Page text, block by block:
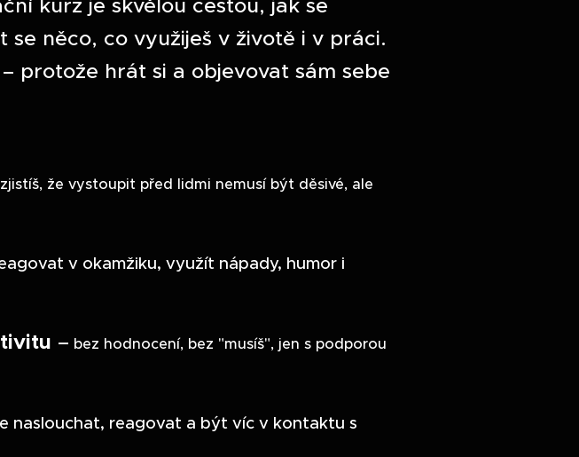
kurz je skvělou cestou, jak se
něco, co využiješ v životě i v práci.
– protože hrát si a objevovat sám sebe
zjistíš, že vystoupit před lidmi nemusí být děsivé, ale
v okamžiku, využít nápady, humor i
– bez hodnocení, bez "musíš", jen s podporou
naslouchat, reagovat a být víc v kontaktu s